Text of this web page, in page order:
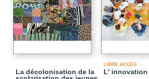
La décolonisation de la
LIBRE ACCÈS
L'